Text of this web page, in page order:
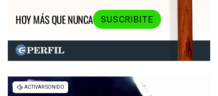
HOY MÁS QUE NUNCA
SUSCRIBITE